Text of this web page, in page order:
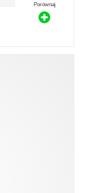
Porównaj